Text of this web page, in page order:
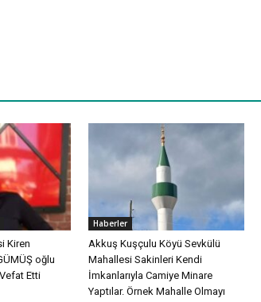
Kiren
oğlu
Etti
Haberler
Akkuş Kuşçulu Köyü Sevkülü
Mahallesi Sakinleri Kendi
İmkanlarıyla Camiye Minare
Yaptılar. Örnek Mahalle Olmayı